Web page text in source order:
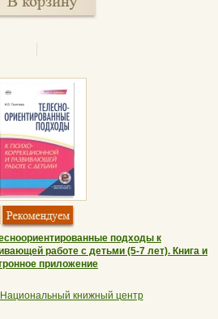
подходы к
работе с детьми (5-7 лет). Книга и
приложение
Национальный книжный центр